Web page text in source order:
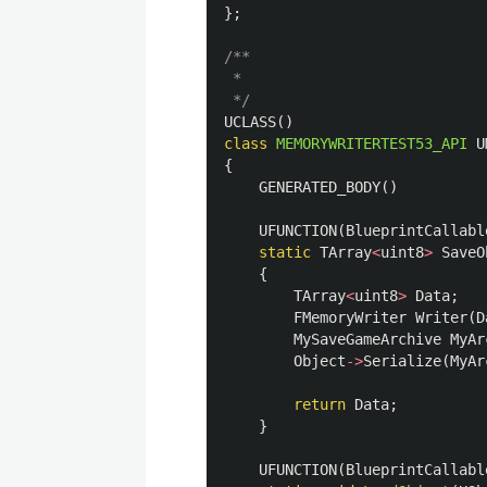
};
/**
*
*/
UCLASS()
class MEMORYWRITERTEST53_API
{
GENERATED_BODY()
UFUNCTION(
static TArray<uint8>
{
TArray<uint8> Data;
FMemoryWriter Writer(
MySaveGameArchive
Object->Serialize(
return Data;
}
UFUNCTION(